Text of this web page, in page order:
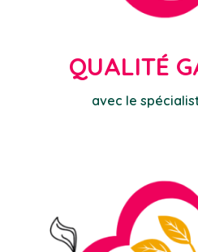
QUALITÉ
avec le